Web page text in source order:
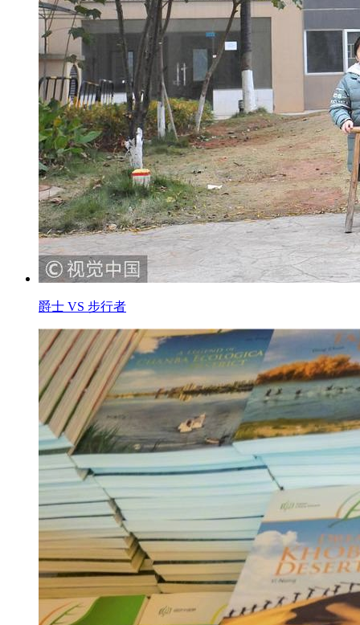
爵士 VS 步行者